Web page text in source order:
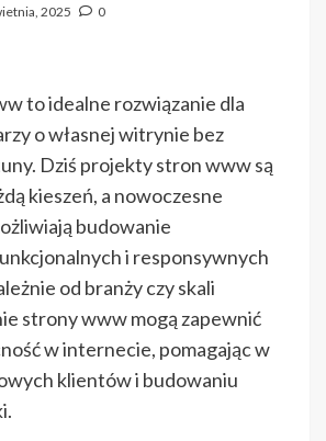
2025 0
to idealne rozwiązanie dla
o własnej witrynie bez
Dziś projekty stron www są
kieszeń, a nowoczesne
budowanie
i responsywnych
od branży czy skali
strony www mogą zapewnić
w internecie, pomagając w
klientów i budowaniu